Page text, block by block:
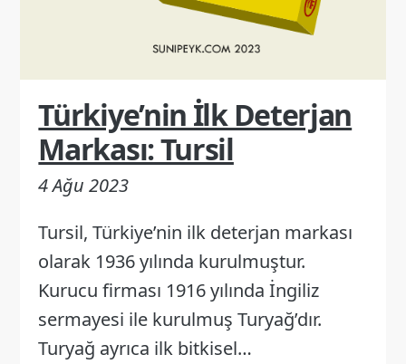
Türkiye’nin İlk Deterjan
Markası: Tursil
4 Ağu 2023
Tursil, Türkiye’nin ilk deterjan markası
olarak 1936 yılında kurulmuştur.
Kurucu firması 1916 yılında İngiliz
sermayesi ile kurulmuş Turyağ’dır.
Turyağ ayrıca ilk bitkisel…